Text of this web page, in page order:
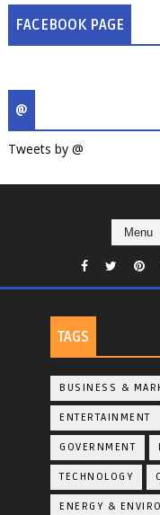
FACEBOOK PAGE
@
Tweets by @
TAGS
BUSINESS &
ENTERTAINMENT
GOVERNMENT
TECHNOLOGY
ENERGY &